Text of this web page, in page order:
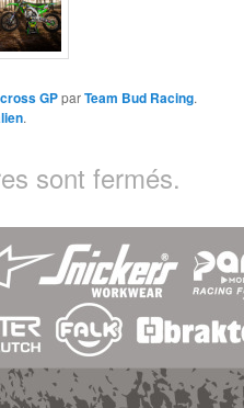
GPparTeam Bud Racing.
.
sont fermés.